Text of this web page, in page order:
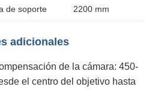
de soporte 2200 mm
adicionales
de la cámara: 450-
el centro del objetivo hasta